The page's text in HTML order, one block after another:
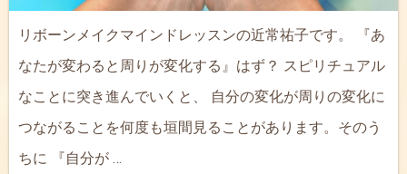
リボーンメイクマインドレッスンの近常祐子です。 『あ
なたが変わると周りが変化する』はず？ スピリチュアル
なことに突き進んでいくと、 自分の変化が周りの変化に
つながることを何度も垣間見ることがあります。そのう
ちに 『自分が …